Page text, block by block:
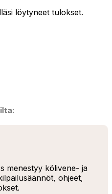
löytyneet tulokset.
menestyy kölivene- ja
ohjeet,